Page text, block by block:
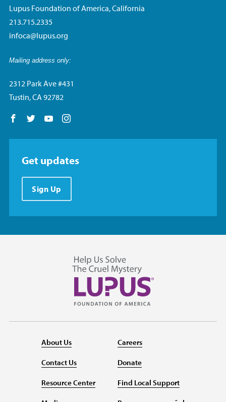
Lupus Foundation of America, California
213.715.2335
infoca@lupus.org
Mailing address only:
2312 Park Ave #431
Tustin, CA 92782
Follow us on Facebook
Follow us on Twitter
Follow us on YouTube
Get updates
Sign Up
About Us
Contact Us
Resource Center
Careers
Donate
Find Local Support